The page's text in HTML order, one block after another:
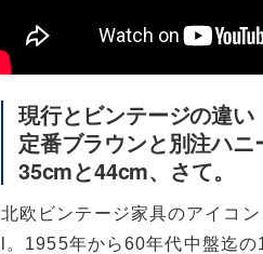
現行とビンテージの違い
定番ブラウンと別注ハニ
35cmと44cm、さて。
北欧ビンテージ家具のアイコ
l。1955年から60年代中盤迄